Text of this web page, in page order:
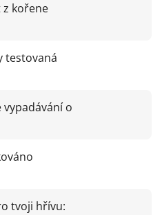
z kořene
testovaná
vypadávání o
tvoji hřívu: